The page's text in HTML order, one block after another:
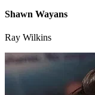
Shawn Wayans
Ray Wilkins